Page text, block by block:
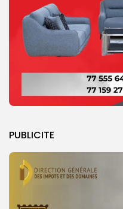
PUBLICITE